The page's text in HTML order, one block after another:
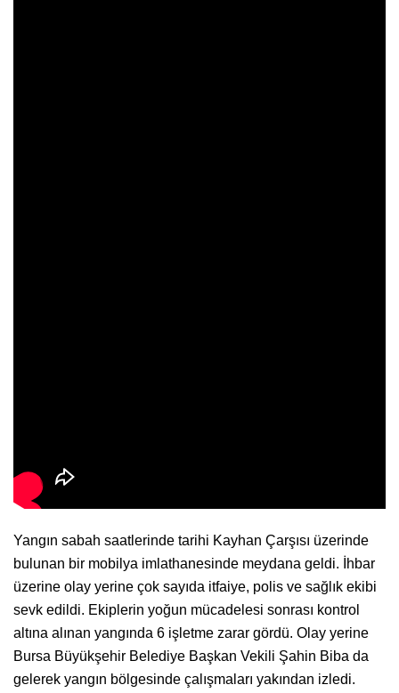
Yangın sabah saatlerinde tarihi Kayhan Çarşısı üzerinde
bulunan bir mobilya imlathanesinde meydana geldi. İhbar
üzerine olay yerine çok sayıda itfaiye, polis ve sağlık ekibi
sevk edildi. Ekiplerin yoğun mücadelesi sonrası kontrol
altına alınan yangında 6 işletme zarar gördü. Olay yerine
Bursa Büyükşehir Belediye Başkan Vekili Şahin Biba da
gelerek yangın bölgesinde çalışmaları yakından izledi.